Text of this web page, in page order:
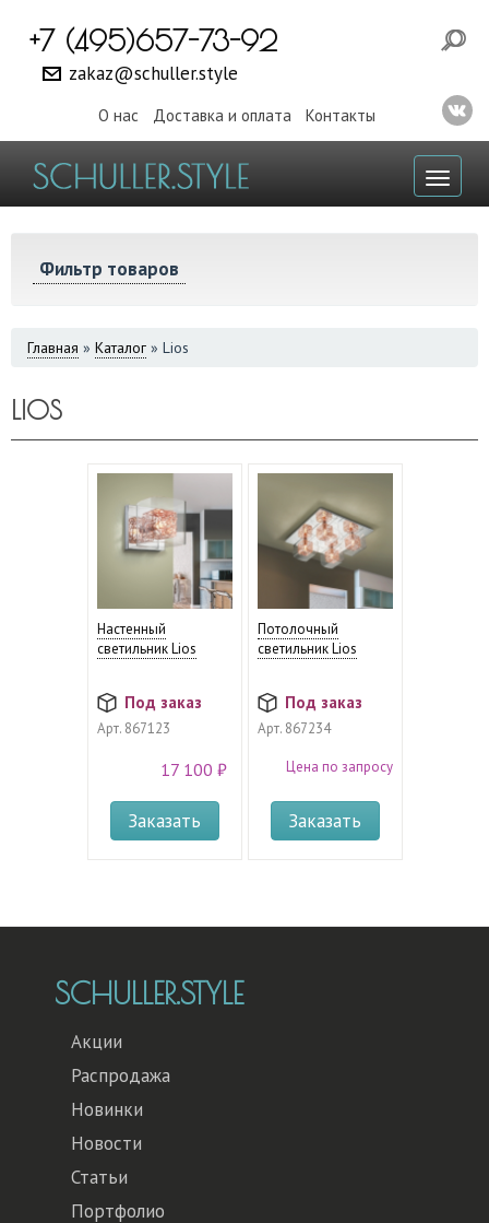
+7 (495)657-73-92
zakaz@schuller.style
О нас Доставка и оплата Контакты
Фильтр товаров
ВЫ
Главная » Каталог » Lios
LIOS
Настенный
светильник Lios
Под заказ
Арт.867123
17 100 ₽
Заказать
Потолочный
светильник Lios
Под заказ
Арт.867234
Цена по запросу
Заказать
SCHULLER.STYLE
Акции
Распродажа
Новинки
Новости
Статьи
Портфолио